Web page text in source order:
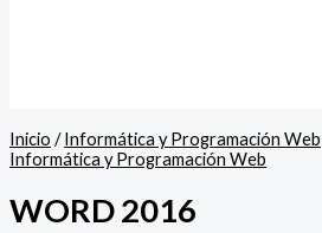
Inicio /Informática y Programación Web
Informática y Programación Web
WORD 2016